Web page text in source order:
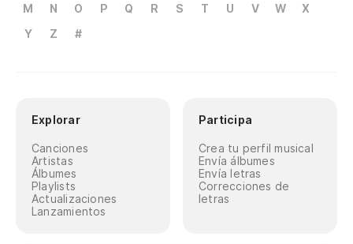
M
N O P Q R S T U V W
X
Y
Z #
Explorar
Canciones
Artistas
Álbumes
Playlists
Actualizaciones
Lanzamientos
Participa
Crea tu perfil musical
Envía álbumes
Envía letras
Correcciones de
letras